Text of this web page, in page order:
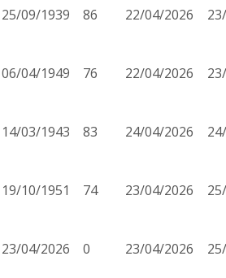
25/09/1939 86 22/04/2026
06/04/1949 76 22/04/2026
14/03/1943 83 24/04/2026
19/10/1951 74 23/04/2026
23/04/2026 0 23/04/2026